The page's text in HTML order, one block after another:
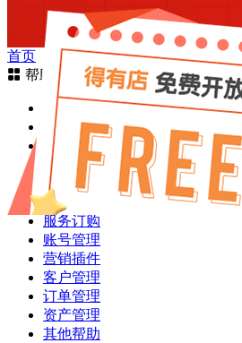
首页 帮助列表
商家学院
帮助中心
新手入门
店铺装修
商品管理
店铺设置
渠道管理
支付设置
服务订购
账号管理
营销插件
客户管理
订单管理
资产管理
其他帮助